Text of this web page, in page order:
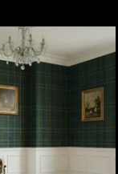
Fire Retardant
REACH.
la uzură,
la